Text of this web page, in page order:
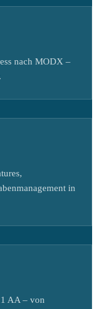
nach MODX –
in
AA – von